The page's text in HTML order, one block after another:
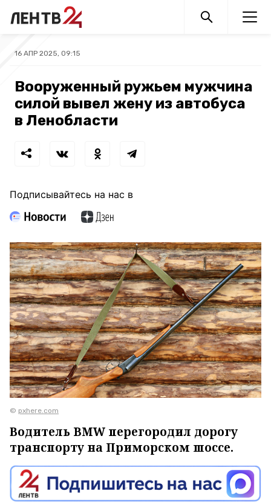
16 АПР 2025, 09:15
Вооруженный ружьем мужчина
силой вывел жену из автобуса
в Ленобласти
Подписывайтесь на нас в
© pxhere.com
Водитель BMW перегородил дорогу
транспорту на Приморском шоссе.